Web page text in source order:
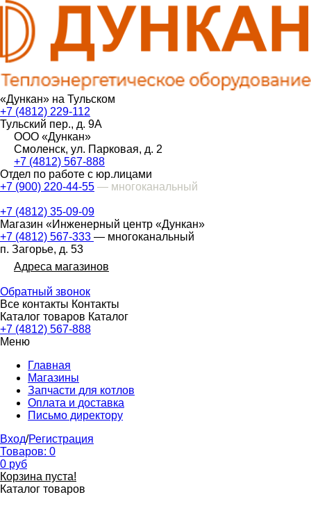
«Дункан» на Тульском
+7 (4812) 229-112
Тульский пер., д. 9А
ООО «Дункан»
Смоленск, ул. Парковая, д. 2
+7 (4812) 567-888
Отдел по работе с юр.лицами
+7 (900) 220-44-55 — многоканальный
+7 (4812) 35-09-09
Магазин «Инженерный центр «Дункан»
+7 (4812) 567-333 — многоканальный
п. Загорье, д. 53
Адреса магазинов
Обратный звонок
Все контакты Контакты
Каталог товаров Каталог
+7 (4812) 567-888
Меню
Главная
Магазины
Запчасти для котлов
Оплата и доставка
Письмо директору
Вход/Регистрация
Товаров: 0
0 руб
Корзина пуста!
Каталог товаров